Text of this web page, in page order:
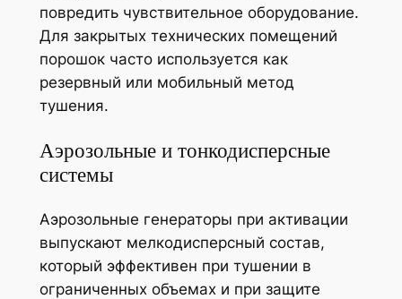
повредить чувствительное оборудование.
Для закрытых технических помещений
порошок часто используется как
резервный или мобильный метод
тушения.
Аэрозольные и тонкодисперсные
системы
Аэрозольные генераторы при активации
выпускают мелкодисперсный состав,
который эффективен при тушении в
ограниченных объемах и при защите